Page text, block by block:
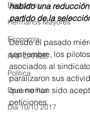
Bloggeros
Hermanos Mayores
Economía
RAP CARIBE
Política
Documentos
Día 10/10 2017
habido una
partido de la
Desde el pasado
septiembre, los
asociados al
paralizaron sus
que no han sido
peticiones.